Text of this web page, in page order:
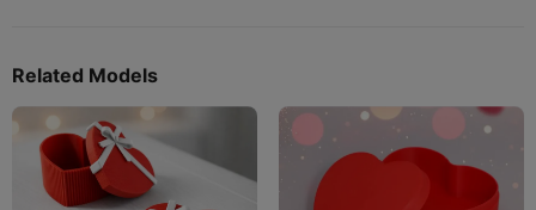
Related Models